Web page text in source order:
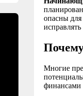
опасны для
Многие
финансами